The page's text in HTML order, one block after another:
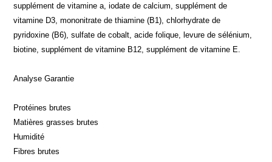
supplément de vitamine a, iodate de calcium, supplément de
vitamine D3, mononitrate de thiamine (B1), chlorhydrate de
pyridoxine (B6), sulfate de cobalt, acide folique, levure de sélénium,
biotine, supplément de vitamine B12, supplément de vitamine E.
Analyse Garantie
Protéines brutes
Matières grasses brutes
Humidité
Fibres brutes